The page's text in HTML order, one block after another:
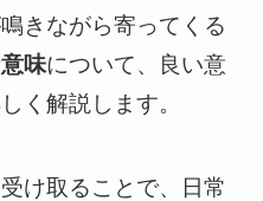
きながら寄ってくる
味について、良い意
く解説します。
け取ることで、日常